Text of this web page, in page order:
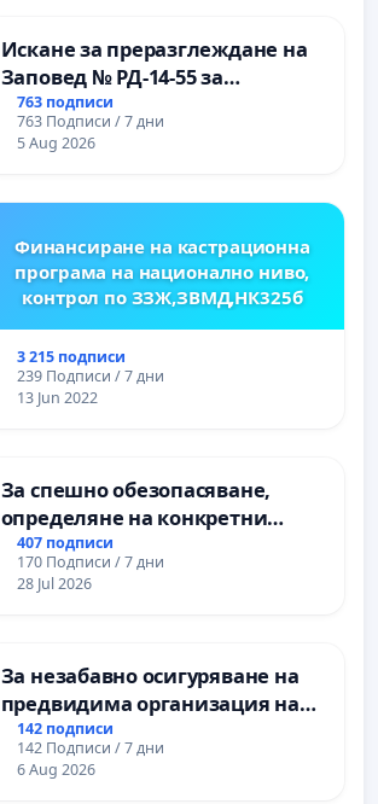
Искане за преразглеждане на
Заповед № РД-14-55 за
вливането на
Професионалната гимназия по
промишлени технологии в
гр. Пазарджик
763 подписи
763 Подписи / 7 дни
5 Aug 2026
Финансиране на кастрационна
програма на национално ниво,
контрол по ЗЗЖ,ЗВМД,НК325б
3 215 подписи
239 Подписи / 7 дни
13 Jun 2022
За спешно обезопасяване,
определяне на конкретни
срокове и извършване на
цялостна рехабилитация на
републиканския път между
Момин проход
407 подписи
170 Подписи / 7 дни
28 Jul 2026
За незабавно осигуряване на
предвидима организация на
учебния процес и гарантиране
на правото на равнопоставено
и качествено образование на
142 подписи
142 Подписи / 7 дни
6 Aug 2026